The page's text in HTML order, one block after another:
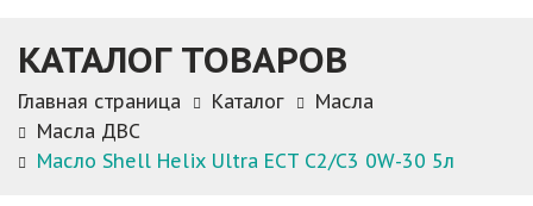
КАТАЛОГ ТОВАРОВ
Главная страница Каталог
Масла
Масла ДВС
Масло Shell Helix Ultra ECT C2/C3 0W-30 5л